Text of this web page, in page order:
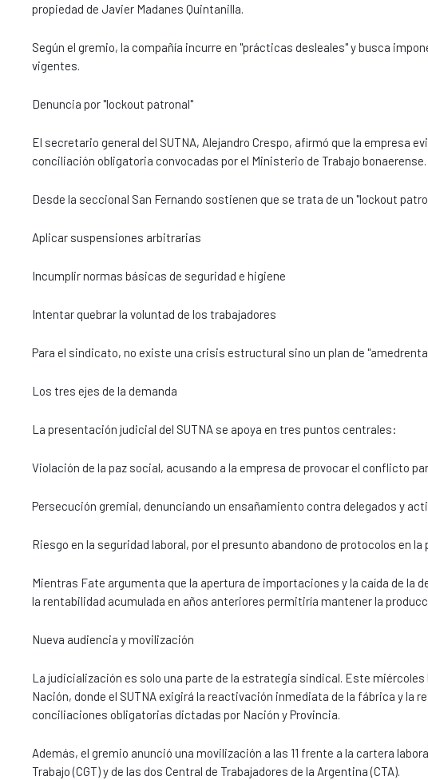
propiedad de Javier Madanes Quintanilla.
Según el gremio, la compañía incurre en "prácticas desleales" y busca
vigentes.
Denuncia por "lockout patronal"
El secretario general del SUTNA, Alejandro Crespo, afirmó que la empresa
conciliación obligatoria convocadas por el Ministerio de Trabajo bonaerense.
Desde la seccional San Fernando sostienen que se trata de un "lockout
Aplicar suspensiones arbitrarias
Incumplir normas básicas de seguridad e higiene
Intentar quebrar la voluntad de los trabajadores
Para el sindicato, no existe una crisis estructural sino un plan de
Los tres ejes de la demanda
La presentación judicial del SUTNA se apoya en tres puntos centrales:
Violación de la paz social, acusando a la empresa de provocar el conflicto
Persecución gremial, denunciando un ensañamiento contra delegados y
Riesgo en la seguridad laboral, por el presunto abandono de protocolos en la
Mientras Fate argumenta que la apertura de importaciones y la caída de la
la rentabilidad acumulada en años anteriores permitiría mantener la
Nueva audiencia y movilización
La judicialización es solo una parte de la estrategia sindical. Este miércoles
Nación, donde el SUTNA exigirá la reactivación inmediata de la fábrica y la
conciliaciones obligatorias dictadas por Nación y Provincia.
Además, el gremio anunció una movilización a las 11 frente a la cartera
Trabajo (CGT) y de las dos Central de Trabajadores de la Argentina (CTA).